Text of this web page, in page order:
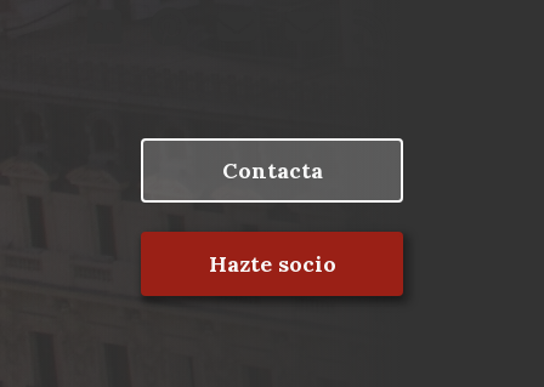
Contacta
Hazte socio